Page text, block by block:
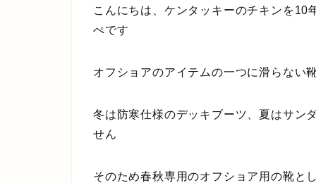
こんにちは、ケンタッキーのチキンを
ぺです
オフショアのアイテムの一つに滑らない
冬は防寒仕様のデッキブーツ、夏はサン
せん
そのため春秋専用のオフショア用の靴と